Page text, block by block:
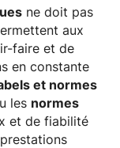
ne doit pas
aux
faire et de
en constante
et normes
les normes
et de fiabilité